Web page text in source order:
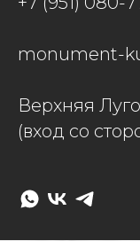
monument-
Верхняя
(вход со